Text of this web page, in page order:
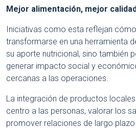
Mejor alimentación, mejor
Iniciativas como esta reflejan
transformarse en una herramienta
su aporte nutricional, sino también
generar impacto social y
cercanas a las operaciones.
La integración de productos
centro a las personas, valorar los
promover relaciones de largo plazo